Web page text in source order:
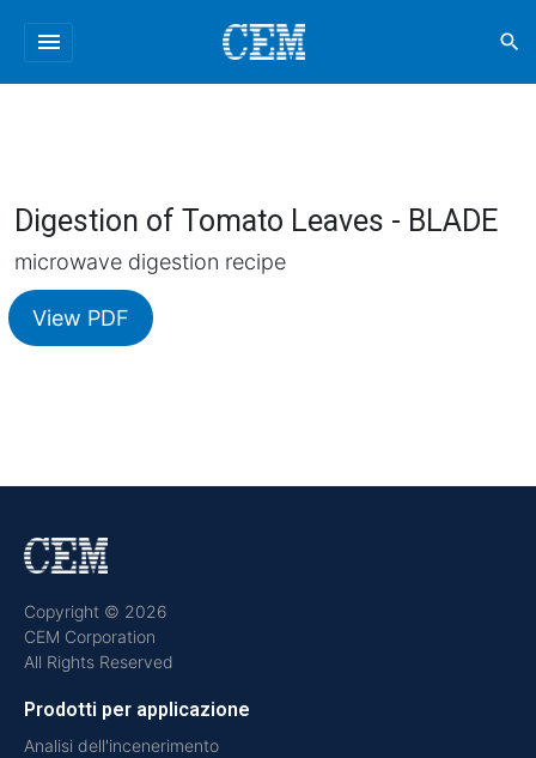
menu search
Digestion of Tomato Leaves - BLADE
microwave digestion recipe
View PDF
Copyright © 2026
CEM Corporation
All Rights Reserved
Prodotti per applicazione
Analisi dell'incenerimento